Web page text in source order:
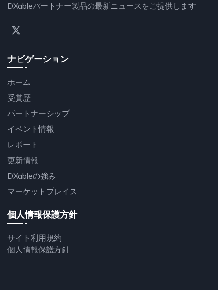
DXableパートナー製品の最新ニュースをご提供します
ナビゲーション
ホーム
受賞歴
パートナーシップ
イベント情報
レポート
更新情報
DXableの強み
マーケットプレイス
個人情報保護方針
サイト利用規約
個人情報保護方針